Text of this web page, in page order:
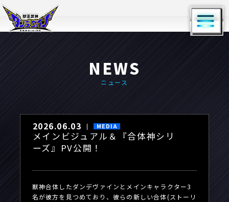
NEWS
ニュース
2026.06.03 MEDIA
メインビジュアル＆『合体神シリ
ーズ』PV公開！
獣神合体したダンデヴァインとメインキャラクター3
名が彼方を見つめており、彼らの新しい合体(ストーリ